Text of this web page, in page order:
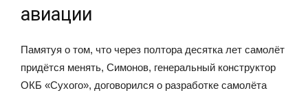
авиации
Памятуя о том, что через полтора десятка лет самолёт
придётся менять, Симонов, генеральный конструктор
ОКБ «Сухого», договорился о разработке самолёта